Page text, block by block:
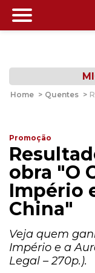
Home > Quentes >
Promoção
obra "O
Império
China"
Veja quem
Império e a
Legal – 270p.).